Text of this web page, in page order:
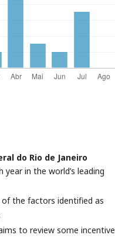
do Rio de Janeiro
in the world’s leading
the factors identified as
to review some incentive